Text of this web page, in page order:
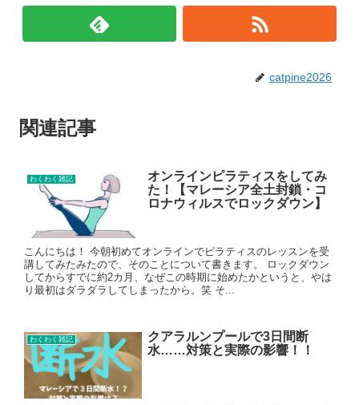
catpine2026
関連記事
わくわく雑記
オンラインピラティスをしてみ
た！【マレーシア全土封鎖・コ
ロナウィルスでロックダウン】
こんにちは！ 今朝初めてオンラインでピラティスのレッスンを受
講してみたみたので、そのことについて書きます。 ロックダウン
してからすでに約2カ月、なぜこの時期に始めたかというと、やは
り最初はダラダラしてしまったから。笑 そ...
わくわく雑記
クアラルンプールで3日間断
水……対策と実際の影響！！